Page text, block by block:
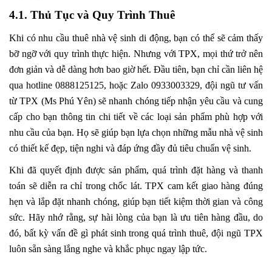
4.1. Thủ Tục và Quy Trình Thuê
Khi có nhu cầu thuê nhà vệ sinh di động, bạn có thể sẽ cảm thấy
bỡ ngỡ với quy trình thực hiện. Nhưng với TPX, mọi thứ trở nên
đơn giản và dễ dàng hơn bao giờ hết. Đầu tiên, bạn chỉ cần liên hệ
qua hotline 0888125125, hoặc Zalo 0933003329, đội ngũ tư vấn
từ TPX (MsPhú Yên)sẽ nhanh chóng tiếp nhận yêu cầu và cung
cấp cho bạn thông tin chi tiết về các loại sản phẩm phù hợp với
nhu cầu của bạn. Họ sẽ giúp bạn lựa chọn những mẫu nhà vệ sinh
có thiết kế đẹp, tiện nghi và đáp ứng đầy đủ tiêu chuẩn vệ sinh.
Khi đã quyết định được sản phẩm, quá trình đặt hàng và thanh
toán sẽ diễn ra chỉ trong chốc lát. TPX cam kết giao hàng đúng
hẹn và lắp đặt nhanh chóng, giúp bạn tiết kiệm thời gian và công
sức. Hãy nhớ rằng, sự hài lòng của bạn là ưu tiên hàng đầu, do
đó, bất kỳ vấn đề gì phát sinh trong quá trình thuê, đội ngũ TPX
luôn sẵn sàng lắng nghe và khắc phục ngay lập tức.